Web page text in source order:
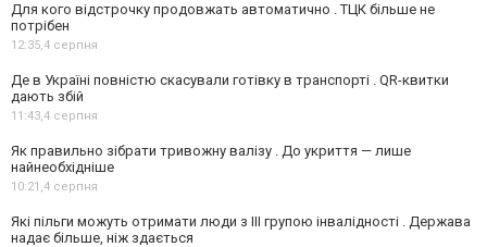
Для кого відстрочку продовжать автоматично . ТЦК більше не
потрібен
12:35,4 серпня
Де в Україні повністю скасували готівку в транспорті . QR-квитки
дають збій
11:43,4 серпня
Як правильно зібрати тривожну валізу . До укриття — лише
найнеобхідніше
10:21,4 серпня
Які пільги можуть отримати люди з III групою інвалідності . Держава
надає більше, ніж здається